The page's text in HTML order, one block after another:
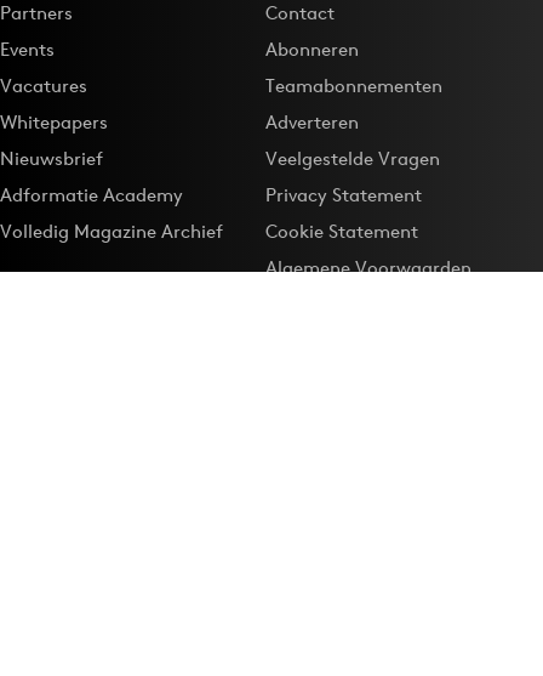
Partners
Events
Vacatures
Whitepapers
Nieuwsbrief
Adformatie Academy
Volledig Magazine Archief
Contact
Abonneren
Teamabonnementen
Adverteren
Veelgestelde Vragen
Privacy Statement
Cookie Statement
Algemene Voorwaarden